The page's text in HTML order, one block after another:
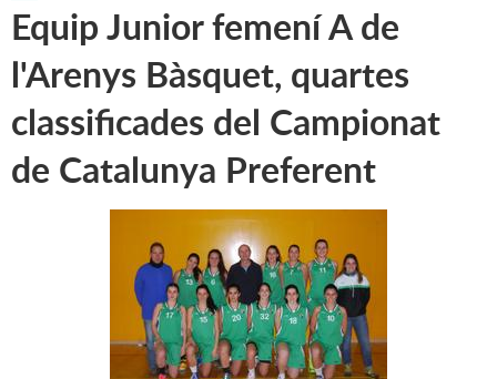
Equip Junior femení A de
l'Arenys Bàsquet, quartes
classificades del Campionat
de Catalunya Preferent